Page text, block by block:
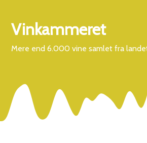
Vinkammeret
Mere end 6.000 vine samlet fra